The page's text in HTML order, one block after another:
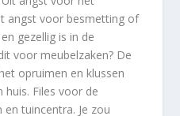
angst voor besmetting of
gezellig is in de
voor meubelzaken? De
opruimen en klussen
huis. Files voor de
tuincentra. Je zou